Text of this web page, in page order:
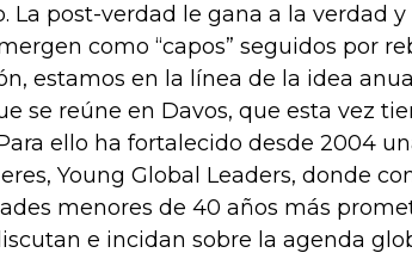
La post-verdad le gana a la verdad
como “capos” seguidos por
estamos en la línea de la idea
se reúne en Davos, que esta vez
ello ha fortalecido desde 2004
Young Global Leaders, donde
menores de 40 años más
e incidan sobre la agenda